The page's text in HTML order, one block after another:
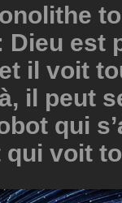
Dieu est
il voit
il peut
qui
qui voit